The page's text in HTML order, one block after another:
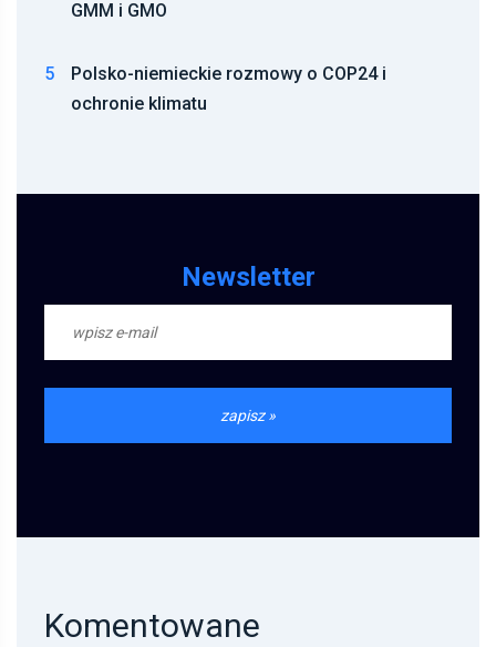
GMM i GMO
5
Polsko-niemieckie rozmowy o COP24 i
ochronie klimatu
Newsletter
Komentowane